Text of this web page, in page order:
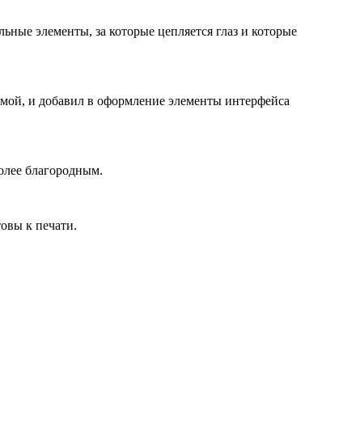
элементы, за которые цепляется глаз и которые
и добавил в оформление элементы интерфейса
благородным.
к печати.